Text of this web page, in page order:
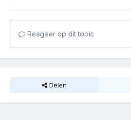
Reageer op dit topic
Delen